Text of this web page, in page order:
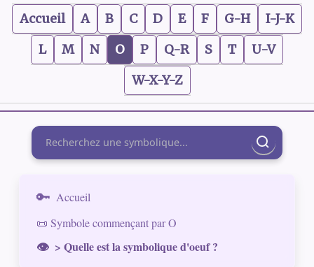
Accueil A B C D E F G-H
I-J-K
L
M N O P Q-R S T
U-V
W-X-Y-Z
Rechercher
Accueil
📜 Symbole commençant par O
> Quelle est la symbolique d'oeuf ?